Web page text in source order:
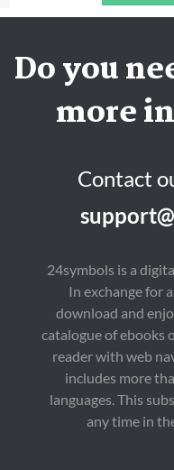
Do you
more
Contact
24symbols is a
In exchange for
download and
catalogue of ebooks
reader with web
includes more
languages. This
any time in